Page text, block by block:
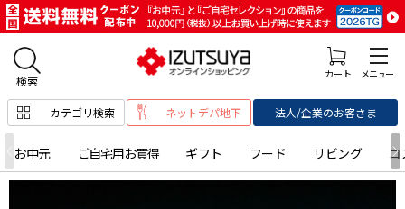
カテゴリ検索 ネットデパ地下 法人/企業のお客さま
お中元 ご自宅用お買得 ギフト フード リビング コ